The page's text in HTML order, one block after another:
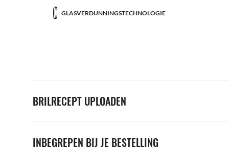
GLASVERDUNNINGSTECHNOLOGIE
BRILRECEPT UPLOADEN
INBEGREPEN BIJ JE BESTELLING